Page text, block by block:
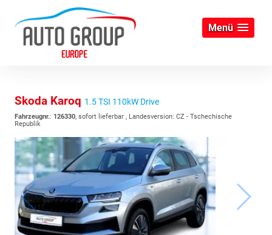
Menü
Skoda Karoq 1.5 TSI 110kW Drive
Fahrzeugnr.: 126330, sofort lieferbar , Landesversion: CZ - Tschechische
Republik